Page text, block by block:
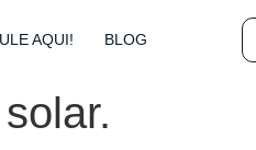
AQUI! BLOG